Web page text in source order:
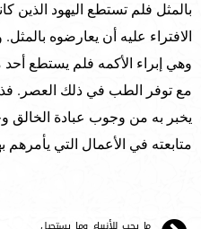
بالمثل فلم تستطع اليهود الذين
الافتراء عليه أن يعارضوه
وهي إبراء الأكمه فلم يستطع
مع توفر الطب في ذلك العصر.
يخبر به من وجوب عبادة
متابعته في الأعمال التي يأمرهم